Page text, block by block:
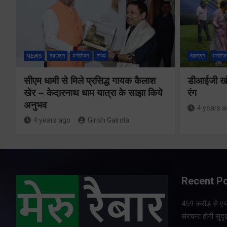
NEWS देहरादून मनोरंजन राज्य
सीएम धामी से मिले प्रसिद्ध गायक कैलाश
खेर – केदारनाथ धाम यात्रा के साझा किये
अनुभव
4 years ago Girish Gairola
देहरादून
डीआईजी
रंग
4 years
Recent
459 करोड़ से
संरचना होगी